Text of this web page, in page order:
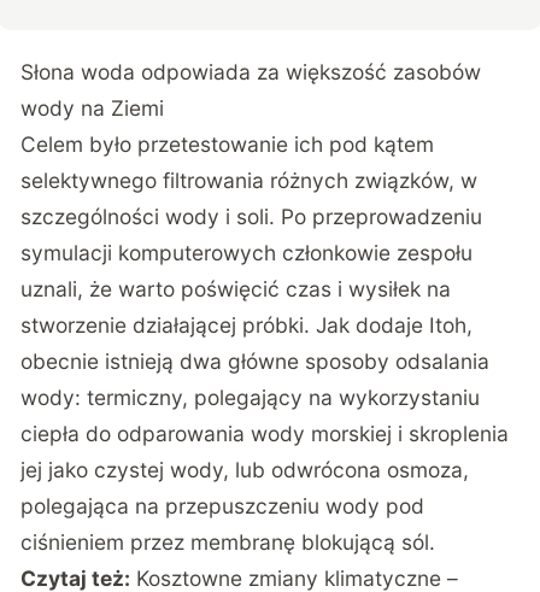
Słona woda odpowiada za większość zasobów
wody na Ziemi
Celem było przetestowanie ich pod kątem
selektywnego filtrowania różnych związków, w
szczególności wody i soli. Po przeprowadzeniu
symulacji komputerowych członkowie zespołu
uznali, że warto poświęcić czas i wysiłek na
stworzenie działającej próbki. Jak dodaje Itoh,
obecnie istnieją dwa główne sposoby odsalania
wody: termiczny, polegający na wykorzystaniu
ciepła do odparowania wody morskiej i skroplenia
jej jako czystej wody, lub odwrócona osmoza,
polegająca na przepuszczeniu wody pod
ciśnieniem przez membranę blokującą sól.
Czytaj też: Kosztowne zmiany klimatyczne –